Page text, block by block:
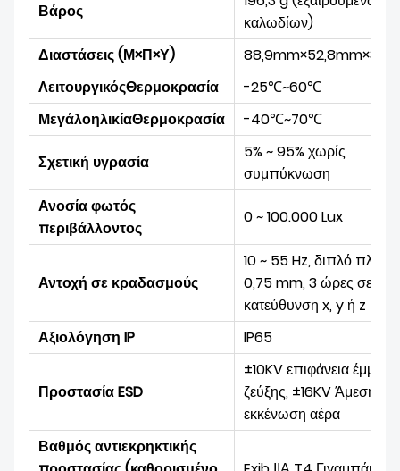
Βάρος
καλωδίων)
Διαστάσεις(Μ×Π×Υ)
ΛειτουργικόςΘερμοκρασία -25℃~60℃
ΜεγάλοηλικίαΘερμοκρασία -40℃~70℃
Σχετική υγρασία
5% ~ 95% χωρίς
συμπύκνωση
Ανοσία φωτός
περιβάλλοντος
0 ~ 100.000 Lux
Αντοχή σε κραδασμούς
10 ~ 55 Hz, διπλό
0,75 mm, 3 ώρες σε
κατεύθυνση x, y ή z
Αξιολόγηση IP
IP65
Προστασία ESD
±10KV επιφάνεια
ζεύξης, ±16KVΆμεση
εκκένωση αέρα
Βαθμός αντιεκρηκτικής